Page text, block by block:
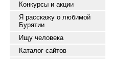
Конкурсы и акции
Я расскажу о любимой
Бурятии
Ищу человека
Каталог сайтов